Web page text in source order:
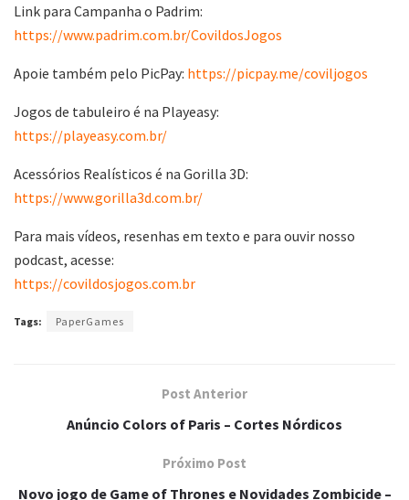
Link para Campanha o Padrim:
https://www.padrim.com.br/CovildosJogos
Apoie também pelo PicPay: https://picpay.me/coviljogos
Jogos de tabuleiro é na Playeasy:
https://playeasy.com.br/
Acessórios Realísticos é na Gorilla 3D:
https://www.gorilla3d.com.br/
Para mais vídeos, resenhas em texto e para ouvir nosso
podcast, acesse:
https://covildosjogos.com.br
Tags: PaperGames
Post Anterior
Anúncio Colors of Paris – Cortes Nórdicos
Próximo Post
Novo jogo de Game of Thrones e Novidades Zombicide –